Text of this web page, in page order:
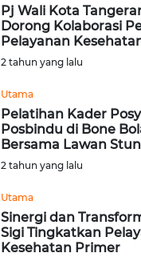
Pj Wali Kota
Dorong Kolaborasi
Pelayanan
2 tahun yang lalu
Utama
Pelatihan Kader
Posbindu di Bone
Bersama Lawan
2 tahun yang lalu
Utama
Sinergi dan
Sigi Tingkatkan
Kesehatan Primer